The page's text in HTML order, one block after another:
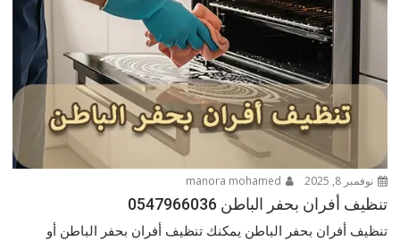
نوفمبر 8, 2025
تنظيف أفران بحفر الباطن 0547966036
تنظيف أفران بحفر الباطن يمكنك تنظيف أفران بحفر الباطن أو